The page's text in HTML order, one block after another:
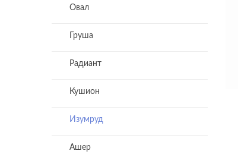
Овал
Груша
Радиант
Кушион
Изумруд
Ашер